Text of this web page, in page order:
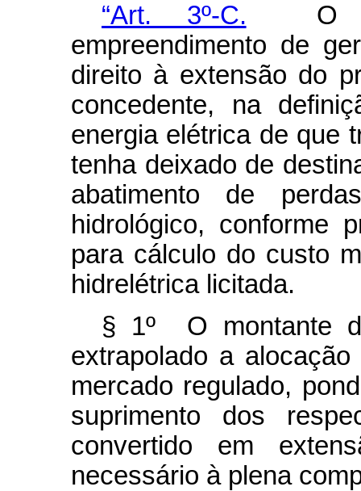
“Art. 3º-C. O
empreendimento de
direito à extensão do
concedente, na
energia elétrica de que
tenha deixado de
abatimento de
hidrológico, conforme
para cálculo do custo
hidrelétrica licitada.
§ 1º O montante
extrapolado a
mercado regulado,
suprimento dos
convertido em
necessário à plena